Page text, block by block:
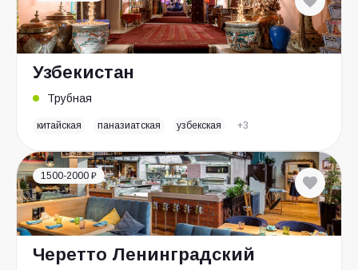
Узбекистан
Трубная
китайская паназиатская узбекская +3
1500-2000 ₽
Черетто Ленинградский